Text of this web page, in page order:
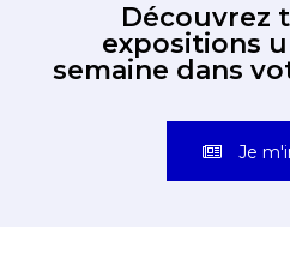
Découvrez
expositions
semaine dans
Je